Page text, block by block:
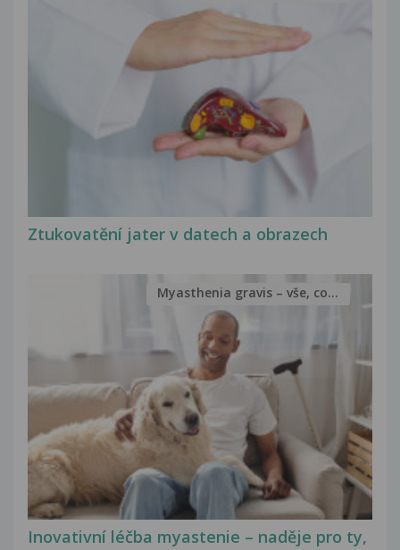
Ztukovatění jater v datech a obrazech
Inovativní léčba myastenie – naděje pro ty,
Myasthenia gravis – vše, co...